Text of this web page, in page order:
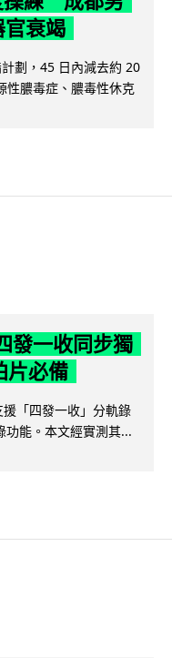
衰竭
劃，45 日內減去約 20
性膿毒症、膿毒性休克
發一收同步獨
片必備
「四發一收」分軌錄
能。本文經實測其...